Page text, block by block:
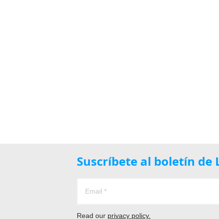
Suscríbete al boletín de
Read our privacy policy.